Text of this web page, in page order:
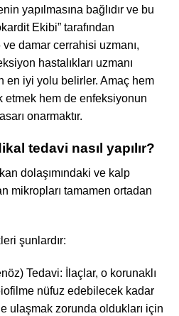
yapılmasına bağlıdır ve bu
Ekibi” tarafından
ve damar cerrahisi uzmanı,
hastalıkları uzmanı
en iyi yolu belirler. Amaç hem
etmek hem de enfeksiyonun
onarmaktır.
tedavi nasıl yapılır?
dolaşımındaki ve kalp
mikropları tamamen ortadan
şunlardır:
Tedavi: İlaçlar, o korunaklı
nüfuz edebilecek kadar
ulaşmak zorunda oldukları için